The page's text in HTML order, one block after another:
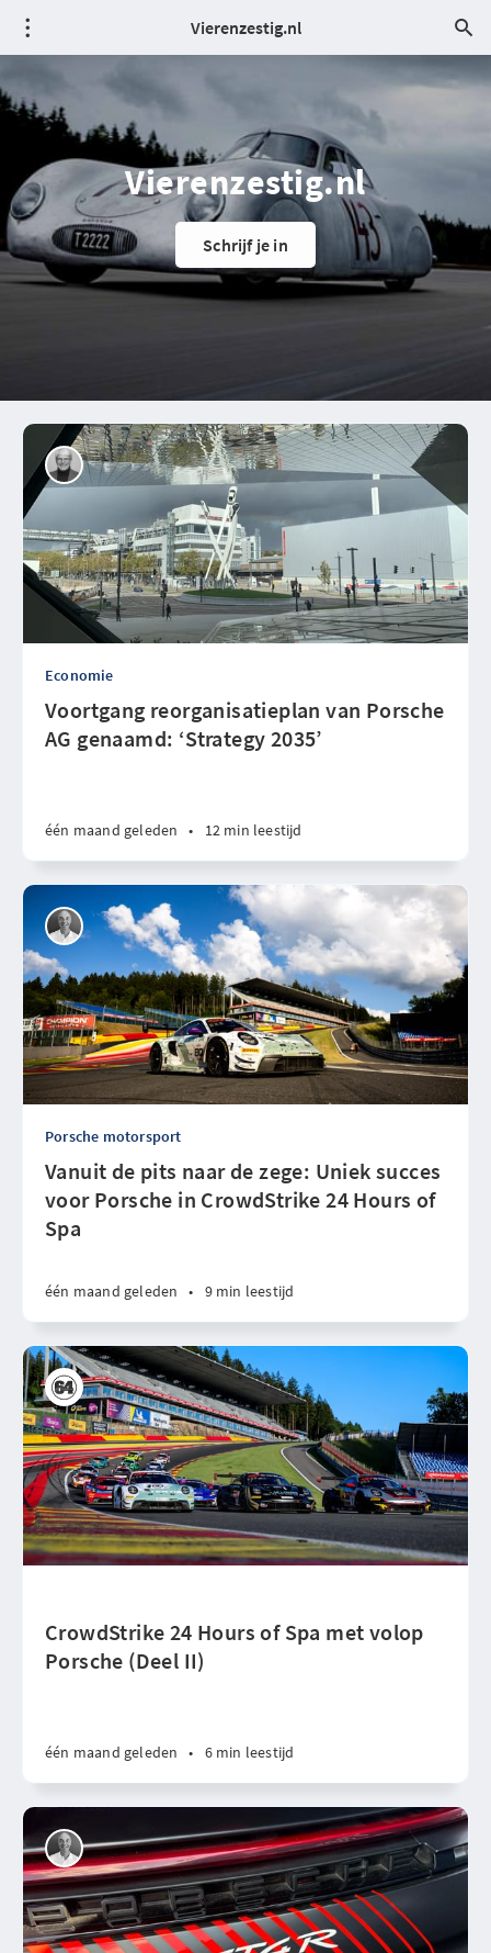
Vierenzestig.nl
Vierenzestig.nl
Schrijf je in
Economie
Voortgang reorganisatieplan van Porsche
AG genaamd: ‘Strategy 2035’
één maand geleden • 12 min leestijd
Porsche motorsport
Vanuit de pits naar de zege: Uniek succes
voor Porsche in CrowdStrike 24 Hours of
Spa
één maand geleden • 9 min leestijd
CrowdStrike 24 Hours of Spa met volop
Porsche (Deel II)
één maand geleden • 6 min leestijd